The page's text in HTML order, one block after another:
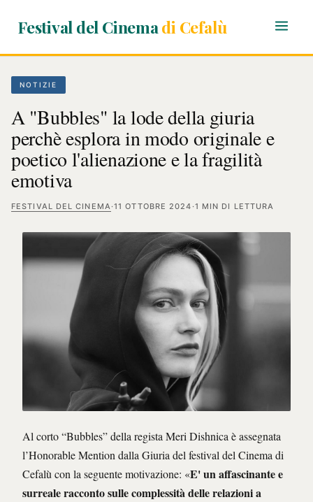
Festival del Cinemadi Cefalù
NOTIZIE
A "Bubbles" la lode della giuria
perchè esplora in modo originale e
poetico l'alienazione e la fragilità
emotiva
FESTIVAL DEL CINEMA·11 OTTOBRE 2024 ·1 MIN DI LETTURA
Al corto “Bubbles” della regista Meri Dishnica è assegnata
l’Honorable Mention dalla Giuria del festival del Cinema di
Cefalù con la seguente motivazione: «E' un affascinante e
surreale racconto sulle complessità delle relazioni a